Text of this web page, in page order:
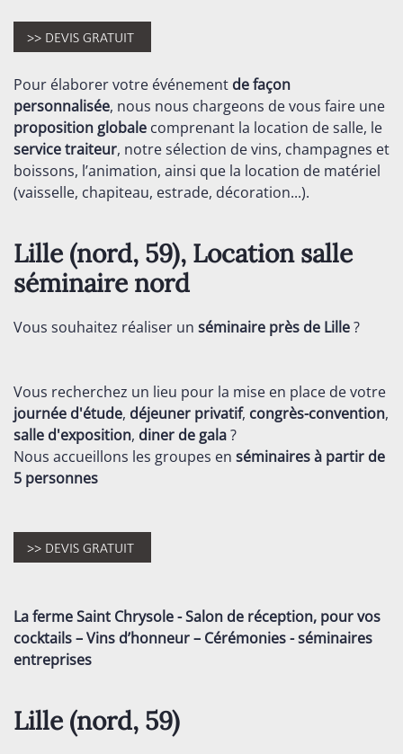
Pour élaborer votre événement de façon
personnalisée, nous nous chargeons de vous faire une
proposition globale comprenant la location de salle, le
service traiteur, notre sélection de vins, champagnes et
boissons, l’animation, ainsi que la location de matériel
(vaisselle, chapiteau, estrade, décoration...).
Lille (nord, 59), Location salle
séminaire nord
Vous souhaitez réaliser un séminaire près de Lille?
Vous recherchez un lieu pour la mise en place de votre
journée d'étude, déjeuner privatif, congrès-convention,
salle d'exposition, diner de gala?
Nous accueillons les groupes en séminairesà partir de
5 personnes
La ferme Saint Chrysole - Salon de réception, pour vos
cocktails – Vins d’honneur – Cérémonies - séminaires
entreprises
Lille (nord, 59)